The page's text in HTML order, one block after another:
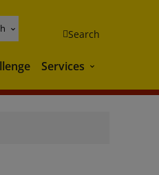
Search
Services Services